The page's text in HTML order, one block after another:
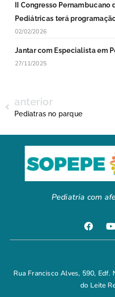
II Congresso
Pediátricas terá
02/02/2026
Jantar com Especialista em
27/11/2025
anterior
Pediatras no parque
Pediatria com
Rua Francisco Alves, 590, Edf.
do Leite